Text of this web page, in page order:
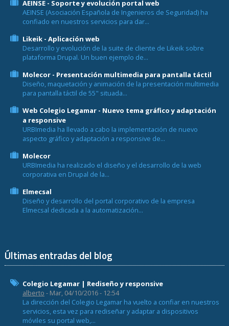
AEINSE - Soporte y evolución portal web
AEINSE (Asociación Española de Ingenieros de Seguridad) ha
confiado en nuestros servicios para dar...
Likeik - Aplicación web
Desarrollo y evolución de la suite de cliente de Likeik sobre
plataforma Drupal. Un buen ejemplo de...
Molecor - Presentación multimedia para pantalla táctil
Diseño, maquetación y animación de la presentación multimedia
para pantalla táctil de 55" situada...
Web Colegio Legamar - Nuevo tema gráfico y adaptación
a responsive
URBImedia ha llevado a cabo la implementación de nuevo
aspecto gráfico y adaptación a responsive de...
Molecor
URBImedia ha realizado el diseño y el desarrollo de la web
corporativa en Drupal de la...
Elmecsal
Diseño y desarrollo del portal corporativo de la empresa
Elmecsal dedicada a la automatización...
Últimas entradas del blog
Colegio Legamar | Rediseño y responsive
alberto - Mar, 04/10/2016 - 12:54
La dirección del Colegio Legamar ha vuelto a confiar en nuestros
servicios, esta vez para rediseñar y adaptar a dispositivos
móviles su portal web,...